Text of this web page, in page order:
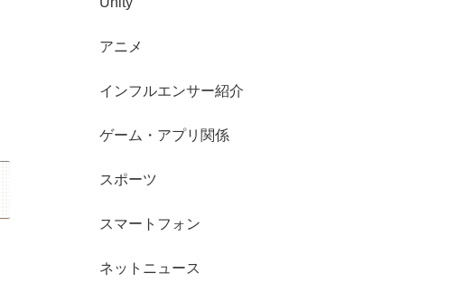
アニメ
インフルエンサー紹介
ゲーム・アプリ関係
スポーツ
スマートフォン
ネットニュース